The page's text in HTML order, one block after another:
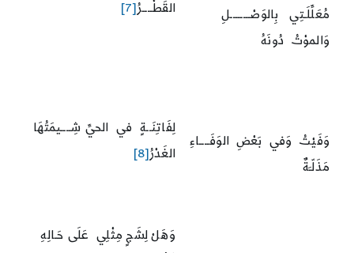
مُعَلِّلَـتِي بِالوَصْــــــــلِ
وَالموْتُ دُونَهُ
القَطْــــرُ [7]
وَفَيْتُ وَفي بَعْضِ الوَفَــــاءِ
مَذَلّـَةٌ
لِفَاتِنَــةٍ في الحيِّ شِــــيمَتُهَا
الغَدْرُ [8]
وَهَلْ لِشَجٍ مِثْلِي عَلَى حَـالِهِ